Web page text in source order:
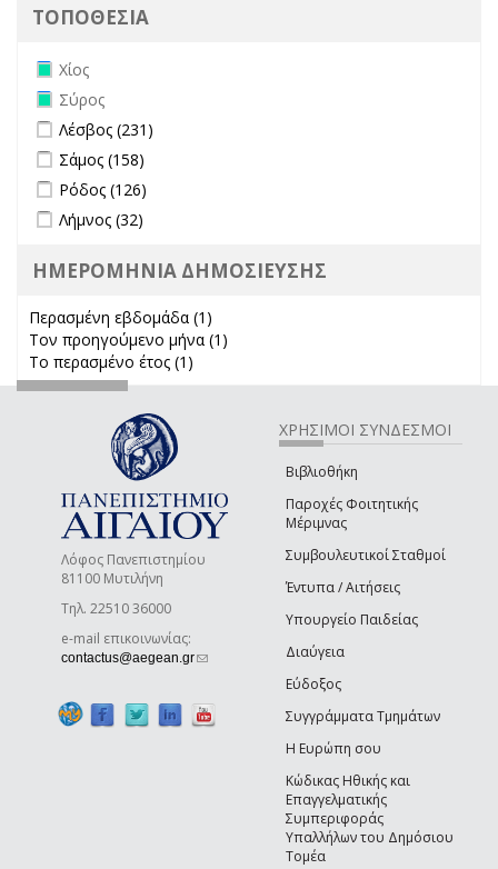
ΤΟΠΟΘΕΣΙΑ
Remove Χίος filter
Χίος
Remove Σύρος filter
Σύρος
Apply Λέσβος filter
Λέσβος (231)
Apply Σάμος filter
Σάμος (158)
Apply Ρόδος filter
Ρόδος (126)
Apply Λήμνος filter
Λήμνος (32)
ΗΜΕΡΟΜΗΝΙΑ ΔΗΜΟΣΙΕΥΣΗΣ
Περασμένη εβδομάδα (1)
Τον προηγούμενο μήνα (1)
Το περασμένο έτος (1)
Λόφος Πανεπιστημίου
81100 Μυτιλήνη
Τηλ. 22510 36000
e-mail επικοινωνίας:
contactus@aegean.gr(link sends e-mail)
ΧΡΗΣΙΜΟΙ ΣΥΝΔΕΣΜΟΙ
Βιβλιοθήκη
Παροχές Φοιτητικής
Μέριμνας
Συμβουλευτικοί Σταθμοί
Έντυπα / Αιτήσεις
Υπουργείο Παιδείας
Διαύγεια
Εύδοξος
Συγγράμματα Τμημάτων
Η Ευρώπη σου
Κώδικας Ηθικής και
Επαγγελματικής
Συμπεριφοράς
Υπαλλήλων του Δημόσιου
Τομέα